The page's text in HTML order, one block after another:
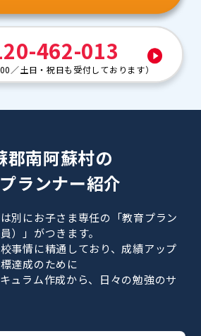
462-013
／土日・祝日も受付しております）
郡南阿蘇村の
ランナー紹介
別にお子さま専任の「教育プラン
）」がつきます。
事情に精通しており、成績アップ
達成のために
ュラム作成から、日々の勉強のサ